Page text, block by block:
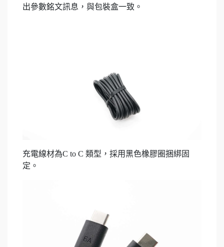
出參數銘文訊息，與包裝盒一致。
充電線材為C to C 類型，採用黑色橡膠圈捆綁固
定。